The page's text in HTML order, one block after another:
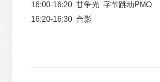
16:00-16:20 甘争光 字节跳动PMO
16:20-16:30 合影